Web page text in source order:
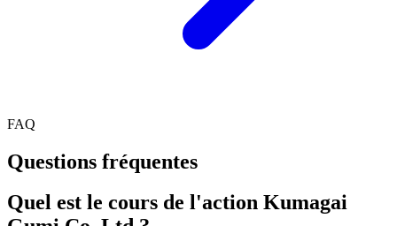
FAQ
Questions fréquentes
Quel est le cours de l'action Kumagai